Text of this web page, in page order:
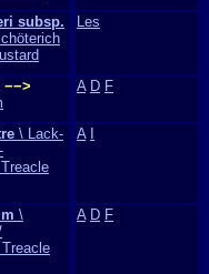
subsp.
Les
−−>
A D F
\ Lack-
A
\
A D F